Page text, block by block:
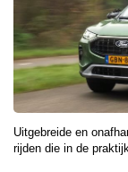
Uitgebreide en
rijden die in de